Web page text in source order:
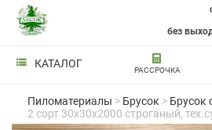
КАТАЛОГ
РАССРОЧКА
без
Пиломатериалы > Брусок > Брусок
2 сорт 30x30x2000 строганый,